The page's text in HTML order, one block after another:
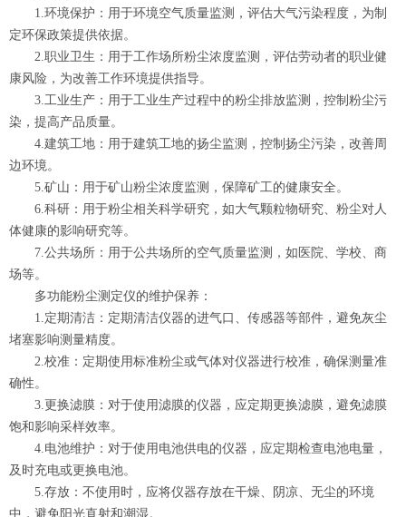
1.环境保护：用于环境空气质量监测，评估大气污染程度，为制
定环保政策提供依据。
2.职业卫生：用于工作场所粉尘浓度监测，评估劳动者的职业健
康风险，为改善工作环境提供指导。
3.工业生产：用于工业生产过程中的粉尘排放监测，控制粉尘污
染，提高产品质量。
4.建筑工地：用于建筑工地的扬尘监测，控制扬尘污染，改善周
边环境。
5.矿山：用于矿山粉尘浓度监测，保障矿工的健康安全。
6.科研：用于粉尘相关科学研究，如大气颗粒物研究、粉尘对人
体健康的影响研究等。
7.公共场所：用于公共场所的空气质量监测，如医院、学校、商
场等。
多功能粉尘测定仪的维护保养：
1.定期清洁：定期清洁仪器的进气口、传感器等部件，避免灰尘
堵塞影响测量精度。
2.校准：定期使用标准粉尘或气体对仪器进行校准，确保测量准
确性。
3.更换滤膜：对于使用滤膜的仪器，应定期更换滤膜，避免滤膜
饱和影响采样效率。
4.电池维护：对于使用电池供电的仪器，应定期检查电池电量，
及时充电或更换电池。
5.存放：不使用时，应将仪器存放在干燥、阴凉、无尘的环境
中，避免阳光直射和潮湿。